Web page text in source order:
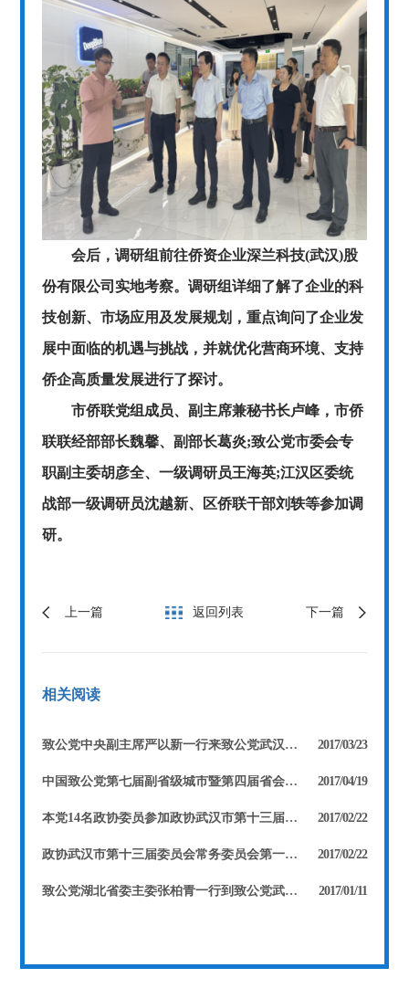
会后，调研组前往侨资企业深兰科技(武汉)股
份有限公司实地考察。调研组详细了解了企业的科
技创新、市场应用及发展规划，重点询问了企业发
展中面临的机遇与挑战，并就优化营商环境、支持
侨企高质量发展进行了探讨。
市侨联党组成员、副主席兼秘书长卢峰，市侨
联联经部部长魏馨、副部长葛炎;致公党市委会专
职副主委胡彦全、一级调研员王海英;江汉区委统
战部一级调研员沈越新、区侨联干部刘轶等参加调
研。
上一篇 返回列表 下一篇
相关阅读
致公党中央副主席严以新一行来致公党武汉市委调研 2017/03/23
中国致公党第七届副省级城市暨第四届省会城市党务工作联席会议在武汉召开 2017/04/19
本党14名政协委员参加政协武汉市第十三届委员会第一次会议 徐旭东当选市政协副主席 张河滢、费兰波、康玲当选市政协常委 2017/02/22
政协武汉市第十三届委员会常务委员会第一次会议召开 张河滢被任命为第十三届委员会副秘书长 2017/02/22
致公党湖北省委主委张柏青一行到致公党武汉市委机关走访慰问 2017/01/11